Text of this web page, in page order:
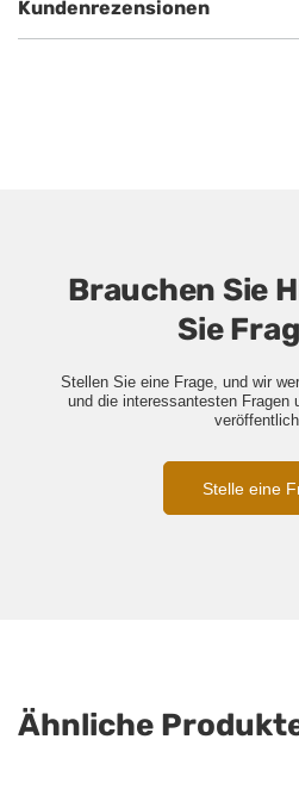
Kundenrezensionen
Brauchen Sie
Sie
Stellen Sie eine Frage, und wir
und die interessantesten Fragen
Stelle eine
Ähnliche